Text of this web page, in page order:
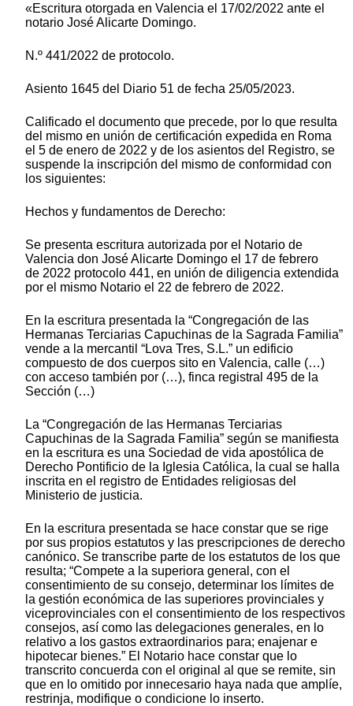
«Escritura otorgada en Valencia el 17/02/2022 ante el
notario José Alicarte Domingo.
N.º 441/2022 de protocolo.
Asiento 1645 del Diario 51 de fecha 25/05/2023.
Calificado el documento que precede, por lo que resulta
del mismo en unión de certificación expedida en Roma
el 5 de enero de 2022 y de los asientos del Registro, se
suspende la inscripción del mismo de conformidad con
los siguientes:
Hechos y fundamentos de Derecho:
Se presenta escritura autorizada por el Notario de
Valencia don José Alicarte Domingo el 17 de febrero
de 2022 protocolo 441, en unión de diligencia extendida
por el mismo Notario el 22 de febrero de 2022.
En la escritura presentada la “Congregación de las
Hermanas Terciarias Capuchinas de la Sagrada Familia”
vende a la mercantil “Lova Tres, S.L.” un edificio
compuesto de dos cuerpos sito en Valencia, calle (…)
con acceso también por (…), finca registral 495 de la
Sección (…)
La “Congregación de las Hermanas Terciarias
Capuchinas de la Sagrada Familia” según se manifiesta
en la escritura es una Sociedad de vida apostólica de
Derecho Pontificio de la Iglesia Católica, la cual se halla
inscrita en el registro de Entidades religiosas del
Ministerio de justicia.
En la escritura presentada se hace constar que se rige
por sus propios estatutos y las prescripciones de derecho
canónico. Se transcribe parte de los estatutos de los que
resulta; “Compete a la superiora general, con el
consentimiento de su consejo, determinar los límites de
la gestión económica de las superiores provinciales y
viceprovinciales con el consentimiento de los respectivos
consejos, así como las delegaciones generales, en lo
relativo a los gastos extraordinarios para; enajenar e
hipotecar bienes.” El Notario hace constar que lo
transcrito concuerda con el original al que se remite, sin
que en lo omitido por innecesario haya nada que amplíe,
restrinja, modifique o condicione lo inserto.